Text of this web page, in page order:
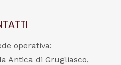
operativa:
Antica di Grugliasco,